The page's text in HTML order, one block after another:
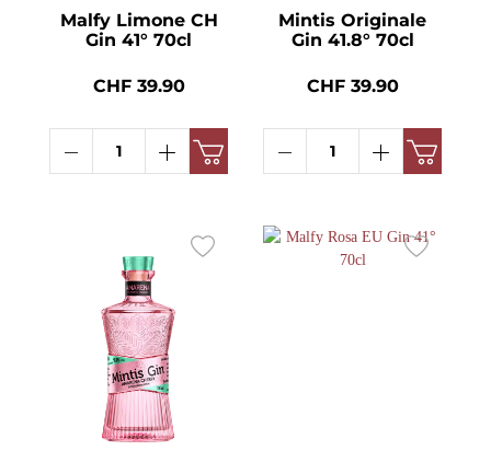
Malfy Limone CH
Gin 41° 70cl
CHF 39.90
Mintis Originale
Gin 41.8° 70cl
CHF 39.90